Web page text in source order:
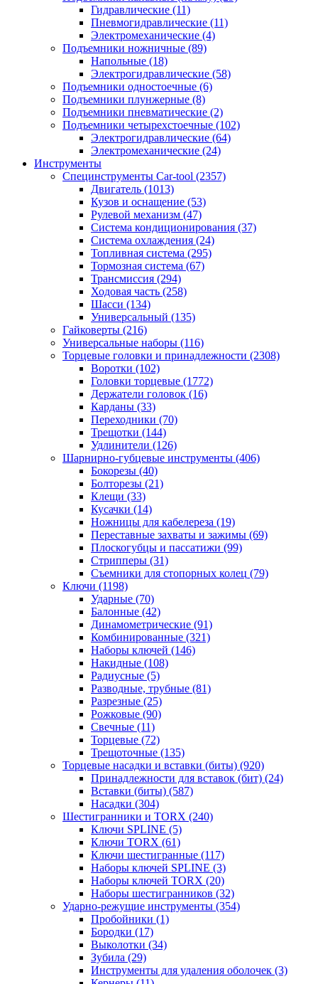
Гидравлические (11)
Пневмогидравлические (11)
Электромеханические (4)
Подъемники ножничные (89)
Напольные (18)
Электрогидравлические (58)
Подъемники одностоечные (6)
Подъемники плунжерные (8)
Подъемники пневматические (2)
Подъемники четырехстоечные (102)
Электрогидравлические (64)
Электромеханические (24)
Инструменты
Специнструменты Car-tool (2357)
Двигатель (1013)
Кузов и оснащение (53)
Рулевой механизм (47)
Система кондиционирования (37)
Система охлаждения (24)
Топливная система (295)
Тормозная система (67)
Трансмиссия (294)
Ходовая часть (258)
Шасси (134)
Универсальный (135)
Гайковерты (216)
Универсальные наборы (116)
Торцевые головки и принадлежности (2308)
Воротки (102)
Головки торцевые (1772)
Держатели головок (16)
Карданы (33)
Переходники (70)
Трещотки (144)
Удлинители (126)
Шарнирно-губцевые инструменты (406)
Бокорезы (40)
Болторезы (21)
Клещи (33)
Кусачки (14)
Ножницы для кабелереза (19)
Переставные захваты и зажимы (69)
Плоскогубцы и пассатижи (99)
Стрипперы (31)
Съемники для стопорных колец (79)
Ключи (1198)
Ударные (70)
Балонные (42)
Динамометрические (91)
Комбинированные (321)
Наборы ключей (146)
Накидные (108)
Радиусные (5)
Разводные, трубные (81)
Разрезные (25)
Рожковые (90)
Свечные (11)
Торцевые (72)
Трещоточные (135)
Торцевые насадки и вставки (биты) (920)
Принадлежности для вставок (бит) (24)
Вставки (биты) (587)
Насадки (304)
Шестигранники и TORX (240)
Ключи SPLINE (5)
Ключи TORX (61)
Ключи шестигранные (117)
Наборы ключей SPLINE (3)
Наборы ключей TORX (20)
Наборы шестигранников (32)
Ударно-режущие инструменты (354)
Пробойники (1)
Бородки (17)
Выколотки (34)
Зубила (29)
Инструменты для удаления оболочек (3)